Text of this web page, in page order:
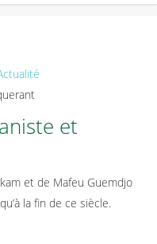
et
et de Mafeu Guemdjo
la fin de ce siècle.